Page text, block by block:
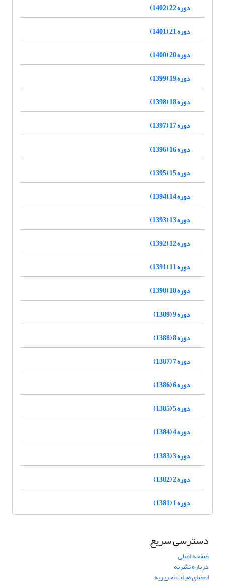
دوره 22 (1402)
دوره 21 (1401)
دوره 20 (1400)
دوره 19 (1399)
دوره 18 (1398)
دوره 17 (1397)
دوره 16 (1396)
دوره 15 (1395)
دوره 14 (1394)
دوره 13 (1393)
دوره 12 (1392)
دوره 11 (1391)
دوره 10 (1390)
دوره 9 (1389)
دوره 8 (1388)
دوره 7 (1387)
دوره 6 (1386)
دوره 5 (1385)
دوره 4 (1384)
دوره 3 (1383)
دوره 2 (1382)
دوره 1 (1381)
دسترسی سریع
صفحه اصلی
درباره نشریه
اعضای هیات تحریریه